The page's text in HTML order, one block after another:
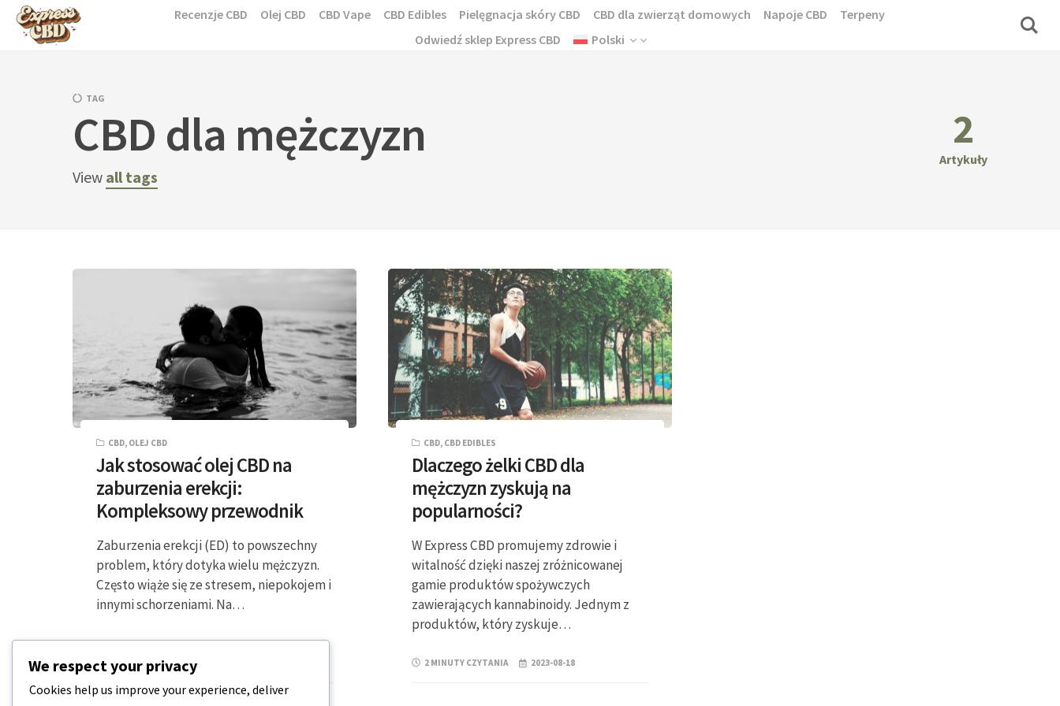
Skip
Recenzje CBD Olej CBD CBD Vape CBD Edibles Pielęgnacja skóry CBD CBD dla zwierząt domowych Napoje CBD
Terpeny
Odwiedź sklep Express CBD
Polski
TAG
CBD dla mężczyzn
View all tags
2
Artykuły
CBD, OLEJ CBD
Jak stosować olej CBD na
zaburzenia erekcji:
Kompleksowy przewodnik
Zaburzenia erekcji (ED) to powszechny
problem, który dotyka wielu mężczyzn.
Często wiąże się ze stresem, niepokojem i
innymi schorzeniami. Na…
2 MINUTY CZYTANIA
CBD, CBD EDIBLES
Dlaczego żelki CBD dla
mężczyzn zyskują na
popularności?
W Express CBD promujemy zdrowie i
witalność dzięki naszej zróżnicowanej
gamie produktów spożywczych
zawierających kannabinoidy. Jednym z
produktów, który zyskuje…
2 MINUTY CZYTANIA 2023-08-18
We respect your privacy
Cookies help us improve your experience, deliver